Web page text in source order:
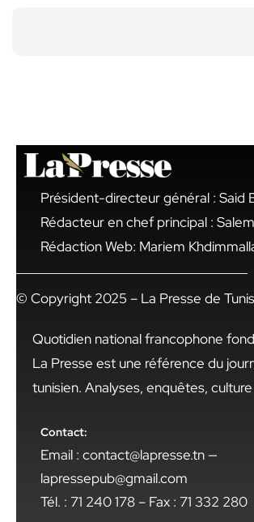
Président-directeur général : Said
Rédacteur en chef principal :
Rédaction Web: Mariem
© Copyright 2025 – La Presse de
Quotidien national francophone
La Presse est une référence du
tunisien. Analyses, enquêtes,
Contact:
Email : contact@lapresse.tn —
lapressepub@gmail.com
Tél. : 71 240 178 – Fax : 71 332 280